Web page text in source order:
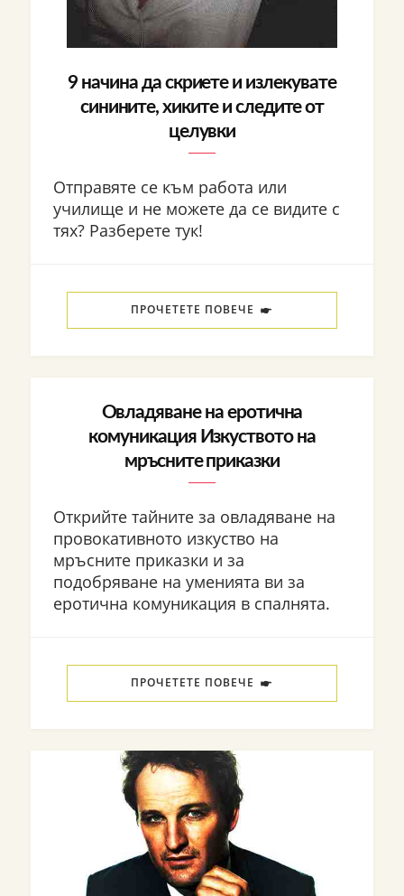
9 начина да скриете и излекувате
синините, хиките и следите от
целувки
Отправяте се към работа или
училище и не можете да се видите с
тях? Разберете тук!
ПРОЧЕТЕТЕ ПОВЕЧЕ
Овладяване на еротична
комуникация Изкуството на
мръсните приказки
Открийте тайните за овладяване на
провокативното изкуство на
мръсните приказки и за
подобряване на уменията ви за
еротична комуникация в спалнята.
ПРОЧЕТЕТЕ ПОВЕЧЕ